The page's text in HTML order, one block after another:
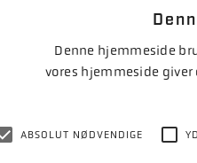
Denne hjemmeside
vores hjemmeside
ABSOLUT NØDVENDIGE